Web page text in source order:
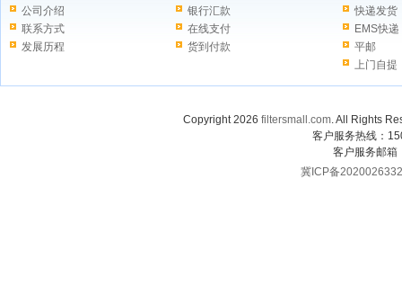
公司介绍
联系方式
发展历程
银行汇款
在线支付
货到付款
快递发货
EMS快递
平邮
上门自提
Copyright 2026 filtersmall.com. All Rights
客户服务热线：
客户服务邮箱
冀ICP备